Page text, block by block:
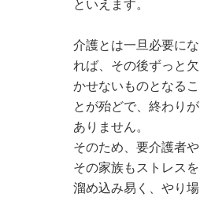
といえます。
介護とは一旦必要にな
れば、その後ずっと欠
かせないものとなるこ
とが殆どで、終わりが
ありません。
そのため、要介護者や
その家族もストレスを
溜め込み易く、やり場